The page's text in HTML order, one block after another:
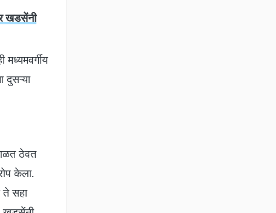
खडसेंनी
दुसऱ्या
ठेवत
केला.
ते सहा